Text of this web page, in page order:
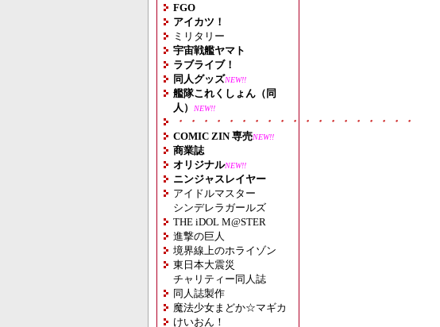
FGO
アイカツ！
ミリタリー
宇宙戦艦ヤマト
ラブライブ！
同人グッズNEW!!
艦隊これくしょん（同
人）
NEW!!
・・・・・・・・・・・・・・・・・・・
COMIC ZIN 専売NEW!!
商業誌
オリジナルNEW!!
ニンジャスレイヤー
アイドルマスター
シンデレラガールズ
THE iDOL M@STER
進撃の巨人
境界線上のホライゾン
東日本大震災
チャリティー同人誌
同人誌製作
魔法少女まどか☆マギカ
けいおん！